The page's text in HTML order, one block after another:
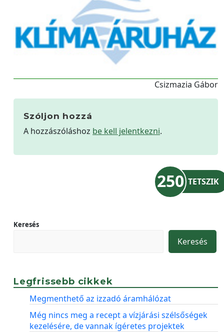
Csizmazia Gábor
Szóljon hozzá
A hozzászóláshoz be kell jelentkezni.
250 TETSZIK
Keresés
Keresés
Legfrissebb cikkek
Megmenthető az izzadó áramhálózat
Még nincs meg a recept a vízjárási szélsőségek
kezelésére, de vannak ígéretes projektek